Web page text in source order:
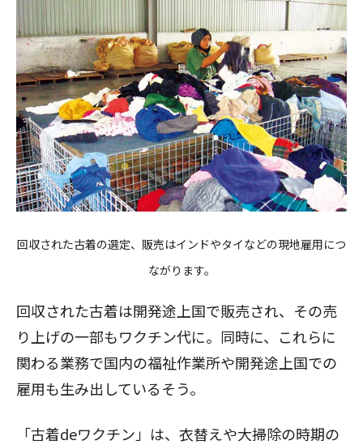
回収された古着の選定、販売はインドやタイなどの現地雇用につ
ながります。
回収された古着は開発途上国で販売され、その売
り上げの一部もワクチン代に。同時に、これらに
関わる業務で国内の福祉作業所や開発途上国での
雇用も生み出しているそう。
「古着deワクチン」は、衣替えや大掃除の時期の